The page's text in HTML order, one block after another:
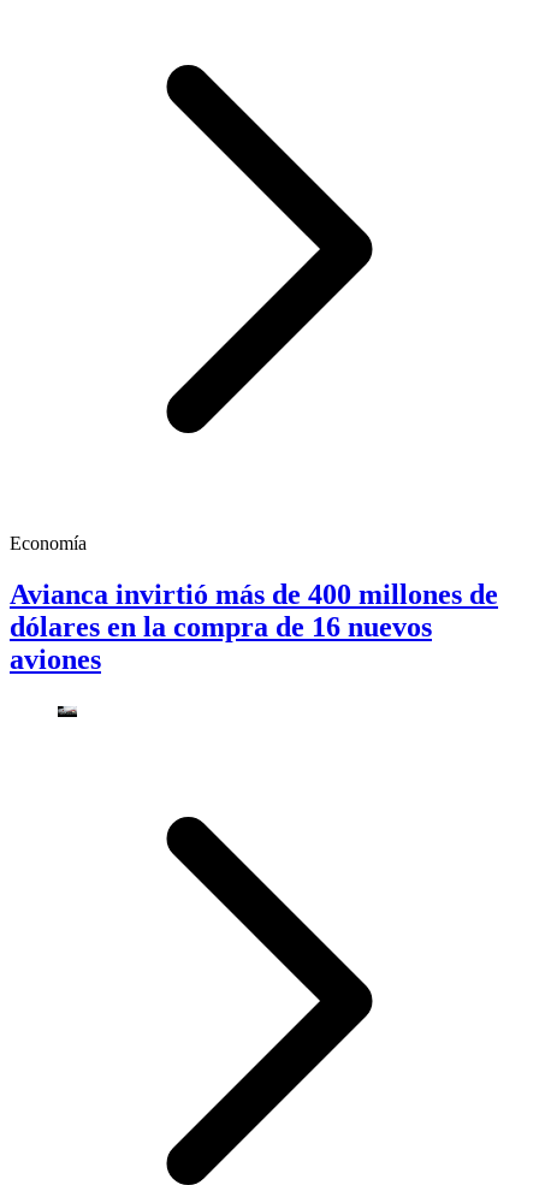
Economía
Avianca invirtió más de 400 millones de
dólares en la compra de 16 nuevos
aviones